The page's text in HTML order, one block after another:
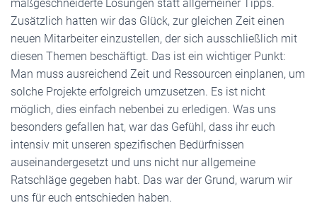
maßgeschneiderte Lösungen statt allgemeiner Tipps.
Zusätzlich hatten wir das Glück, zur gleichen Zeit einen
neuen Mitarbeiter einzustellen, der sich ausschließlich mit
diesen Themen beschäftigt. Das ist ein wichtiger Punkt:
Man muss ausreichend Zeit und Ressourcen einplanen, um
solche Projekte erfolgreich umzusetzen. Es ist nicht
möglich, dies einfach nebenbei zu erledigen. Was uns
besonders gefallen hat, war das Gefühl, dass ihr euch
intensiv mit unseren spezifischen Bedürfnissen
auseinandergesetzt und uns nicht nur allgemeine
Ratschläge gegeben habt. Das war der Grund, warum wir
uns für euch entschieden haben.